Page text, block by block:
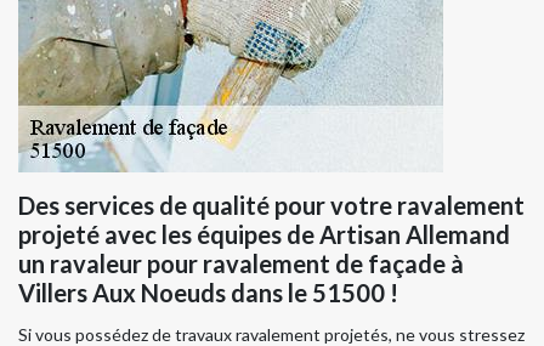
Des services de qualité pour votre ravalement
projeté avec les équipes de Artisan Allemand
un ravaleur pour ravalement de façade à
Villers Aux Noeuds dans le 51500 !
Si vous possédez de travaux ravalement projetés, ne vous stressez